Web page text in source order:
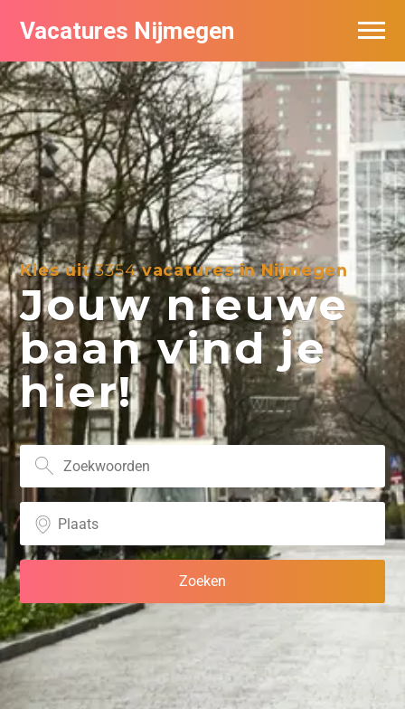
Vacatures Nijmegen
Kies uit3354vacatures in Nijmegen
Jouw nieuwe
baan vind je
hier!
Vacatures per bedrijf
De populairste vacatures in Nijmegen
Nieuwsbrief feed